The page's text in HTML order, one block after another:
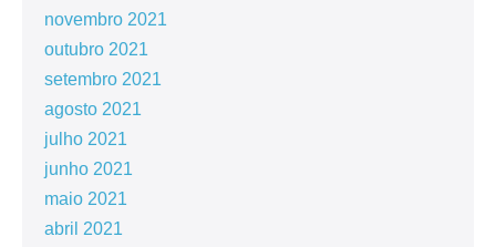
novembro 2021
outubro 2021
setembro 2021
agosto 2021
julho 2021
junho 2021
maio 2021
abril 2021